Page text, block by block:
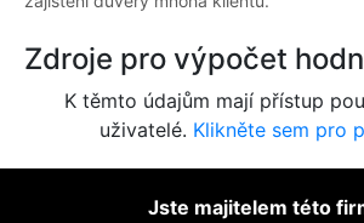
Zdroje pro výpočet
K těmto údajům mají přístup
uživatelé. Klikněte sem pro
Jste majitelem této